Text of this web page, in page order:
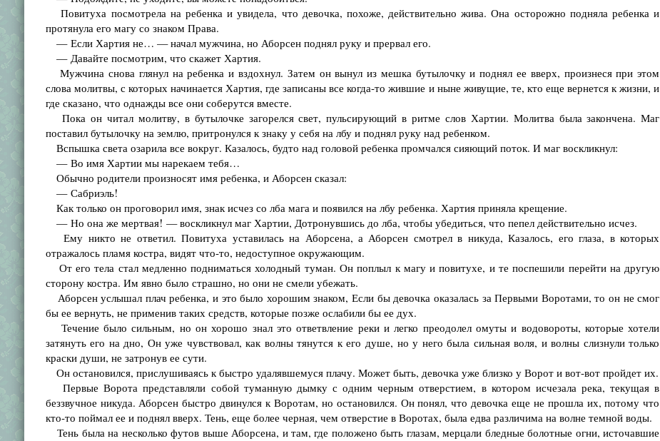
Повитуха посмотрела на ребенка и увидела, что девочка, похоже, действительно жива. Она осторожно подняла ребенка и
протянула его магу со знаком Права.
— Если Хартия не… — начал мужчина, но Аборсен поднял руку и прервал его.
— Давайте посмотрим, что скажет Хартия.
Мужчина снова глянул на ребенка и вздохнул. Затем он вынул из мешка бутылочку и поднял ее вверх, произнеся при этом
слова молитвы, с которых начинается Хартия, где записаны все когда-то жившие и ныне живущие, те, кто еще вернется к жизни, и
где сказано, что однажды все они соберутся вместе.
Пока он читал молитву, в бутылочке загорелся свет, пульсирующий в ритме слов Хартии. Молитва была закончена. Маг
поставил бутылочку на землю, притронулся к знаку у себя на лбу и поднял руку над ребенком.
Вспышка света озарила все вокруг. Казалось, будто над головой ребенка промчался сияющий поток. И маг воскликнул:
— Во имя Хартии мы нарекаем тебя…
Обычно родители произносят имя ребенка, и Аборсен сказал:
— Сабриэль!
Как только он проговорил имя, знак исчез со лба мага и появился на лбу ребенка. Хартия приняла крещение.
— Но она же мертвая! — воскликнул маг Хартии, Дотронувшись до лба, чтобы убедиться, что пепел действительно исчез.
Ему никто не ответил. Повитуха уставилась на Аборсена, а Аборсен смотрел в никуда, Казалось, его глаза, в которых
отражалось пламя костра, видят что-то, недоступное окружающим.
От его тела стал медленно подниматься холодный туман. Он поплыл к магу и повитухе, и те поспешили перейти на другую
сторону костра. Им явно было страшно, но они не смели убежать.
Аборсен услышал плач ребенка, и это было хорошим знаком, Если бы девочка оказалась за Первыми Воротами, то он не смог
бы ее вернуть, не применив таких средств, которые позже ослабили бы ее дух.
Течение было сильным, но он хорошо знал это ответвление реки и легко преодолел омуты и водовороты, которые хотели
затянуть его на дно, Он уже чувствовал, как волны тянутся к его душе, но у него была сильная воля, и волны слизнули только
краски души, не затронув ее сути.
Он остановился, прислушиваясь к быстро удалявшемуся плачу. Может быть, девочка уже близко у Ворот и вот-вот пройдет их.
Первые Ворота представляли собой туманную дымку с одним черным отверстием, в котором исчезала река, текущая в
беззвучное никуда. Аборсен быстро двинулся к Воротам, но остановился. Он понял, что девочка еще не прошла их, потому что
кто-то поймал ее и поднял вверх. Тень, еще более черная, чем отверстие в Воротах, была едва различима на волне темной воды.
Тень была на несколько футов выше Аборсена, и там, где положено быть глазам, мерцали бледные болотные огни, источавшие